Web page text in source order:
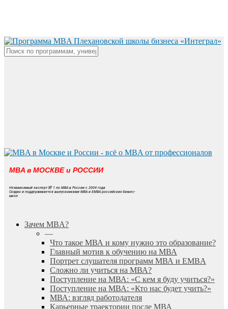
content
MBA в МОСКВЕ и РОССИИ
Независимый эксперт № 1 по MBA в России с 2004 года
Создан и поддерживается выпускниками MBA и EMBA российских бизнес-
школ
search
Menu
Зачем MBA?
—
Что такое МВА и кому нужно это образование?
Главный мотив к обучению на МВА
Портрет слушателя программ МВА и EMBA
Сложно ли учиться на МВА?
Поступление на МВА: «С кем я буду учиться?»
Поступление на МВА: «Кто нас будет учить?»
МВА: взгляд работодателя
Карьерные траектории после МВА